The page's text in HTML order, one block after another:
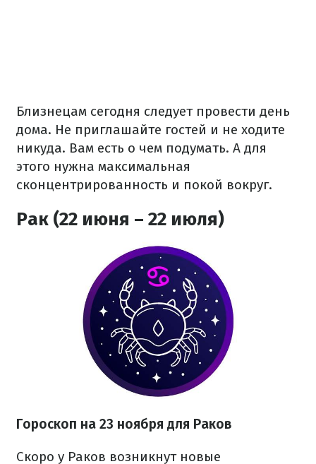
Близнецам сегодня следует провести день
дома. Не приглашайте гостей и не ходите
никуда. Вам есть о чем подумать. А для
этого нужна максимальная
сконцентрированность и покой вокруг.
Рак (22 июня – 22 июля)
Гороскоп на 23 ноября для Раков
Скоро у Раков возникнут новые